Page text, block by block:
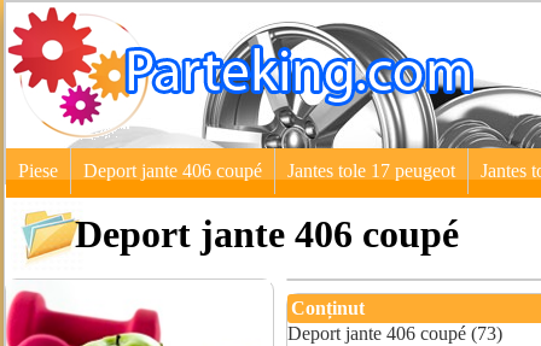
Piese Deport jante 406 coupé Jantes tole 17 peugeot Jantes
Deport jante 406 coupé
Conținut
Deport jante 406 coupé (73)